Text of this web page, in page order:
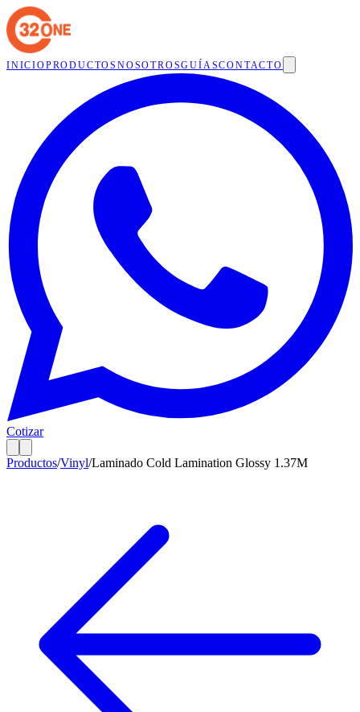
INICIOPRODUCTOSNOSOTROSGUÍASCONTACTO
Cotizar
Productos/Vinyl/Laminado Cold Lamination Glossy 1.37M